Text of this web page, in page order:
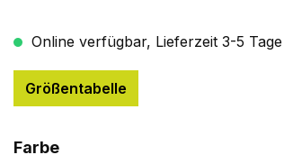
Online verfügbar, Lieferzeit 3-5 Tage
Größentabelle
Farbeauswählen